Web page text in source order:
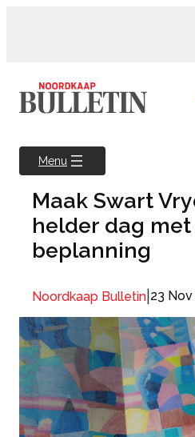
Menu
Maak Swart
helder dag
beplanning
Noordkaap Bulletin 23